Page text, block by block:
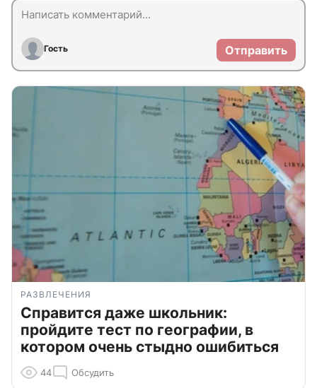
Гость Отправить
РАЗВЛЕЧЕНИЯ
Справится даже школьник:
пройдите тест по географии, в
котором очень стыдно ошибиться
44 Обсудить